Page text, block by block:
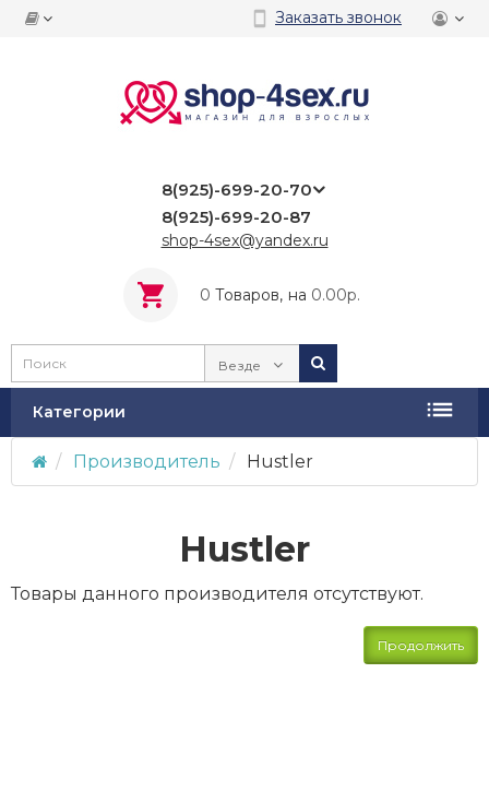
Заказать звонок
8(925)-699-20-70
8(925)-699-20-87
shop-4sex@yandex.ru
0 Tоваров, на 0.00р.
Везде
Категории
Производитель Hustler
Hustler
Товары данного производителя отсутствуют.
Продолжить